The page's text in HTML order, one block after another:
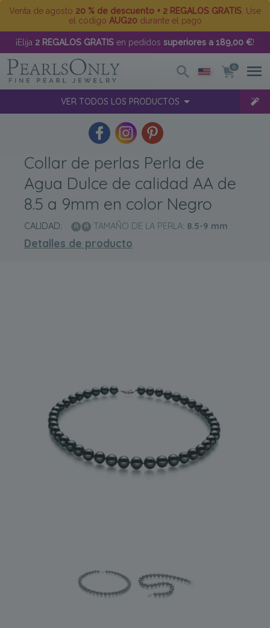
Venta de agosto 20 % de descuento + 2 REGALOS GRATIS . Use
el código AUG20durante el pago
¡Elija 2 REGALOS GRATIS en pedidos superiores a 189,00 €!
0
VER TODOS LOS PRODUCTOS
Collar de perlas Perla de
Agua Dulce de calidad AA de
8.5 a 9mm en color Negro
CALIDAD: TAMAÑO DE LA PERLA: 8.5-9 mm
Detalles de producto